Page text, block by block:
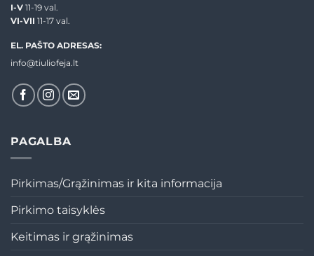
I-V 11-19 val.
VI-VII 11-17 val.
EL. PAŠTO ADRESAS:
info@tiuliofeja.lt
PAGALBA
Pirkimas/Grąžinimas ir kita informacija
Pirkimo taisyklės
Keitimas ir grąžinimas